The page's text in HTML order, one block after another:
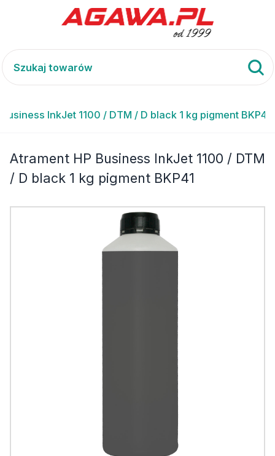
InkJet 1100 / DTM / D black 1 kg pigment BKP41
Atrament HP Business InkJet 1100 / DTM
/ D black 1 kg pigment BKP41